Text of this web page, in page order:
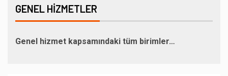
GENEL HIZMETLER
Genel hizmet kapsamındaki tüm birimler…